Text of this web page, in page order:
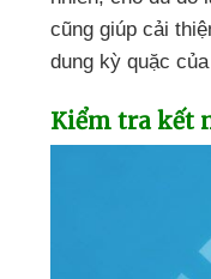
cũng giúp cải
dung kỳ quặc
Kiểm tra kết